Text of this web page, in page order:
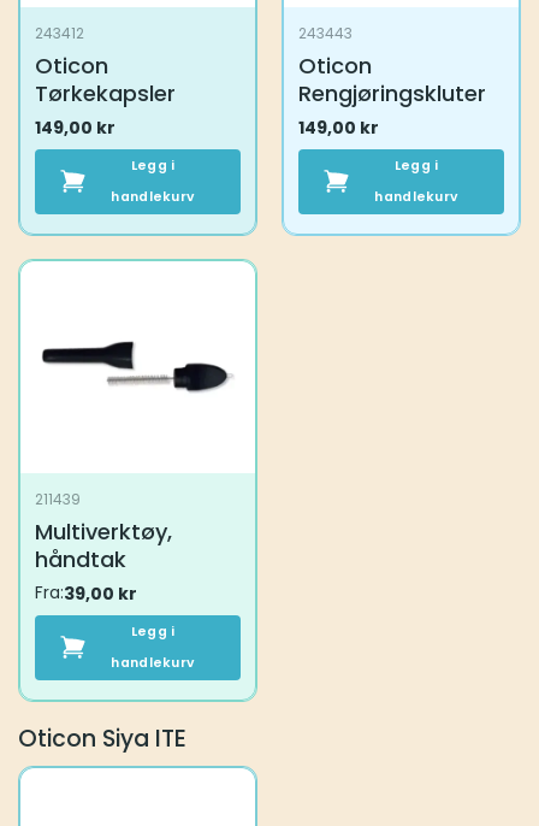
243412
Oticon
Tørkekapsler
149,00 kr
Legg i
handlekurv
243443
Oticon
Rengjøringskluter
149,00 kr
Legg i
handlekurv
211439
Multiverktøy,
håndtak
Fra:39,00 kr
Legg i
handlekurv
Oticon Siya ITE